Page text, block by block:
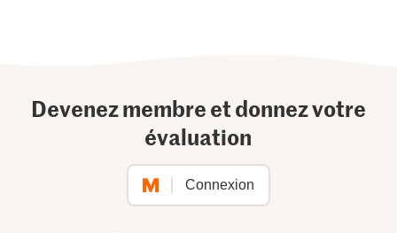
Devenez membre et donnez votre
évaluation
Connexion